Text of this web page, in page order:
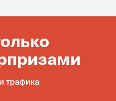
трафика